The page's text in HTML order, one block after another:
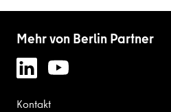
Mehr von Berlin Partner
Kontakt